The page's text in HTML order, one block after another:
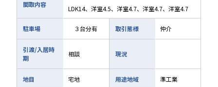
間取内容
LDK14、洋室4.5、洋室4.7、洋室4.7、洋室4.7
駐車場 ３台分有 取引態様 仲介
引渡/入居時
期
相談 現況
地目 宅地 用途地域 準工業